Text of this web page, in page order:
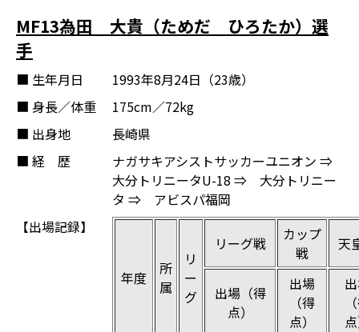
MF13為田 大貴（ためだ ひろたか）選
手
■ 生年月日
1993年8月24日（23歳）
■ 身長／体重
175cm／72kg
■ 出身地
長崎県
■ 経 歴
ナガサキアシストサッカーユニオン ⇒
大分トリニータU-18 ⇒ 大分トリニー
タ ⇒ アビスパ福岡
【出場記録】
年度
所
属
リ
ー
グ
リーグ戦
カップ
戦
天
出場（得
点）
出場
（得
点）